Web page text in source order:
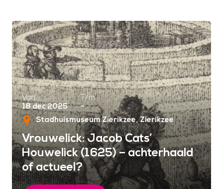
Van
18 dec 2025
T/m
~
Stadhuismuseum Zierikzee Zierikzee
Vrouwelick: Jacob Cats’
Houwelick (1625) – achterhaald
of actueel?